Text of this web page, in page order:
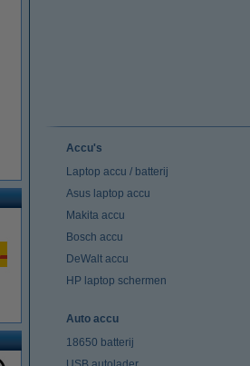
Accu's
Laptop accu / batterij
Asus laptop accu
Makita accu
Bosch accu
DeWalt accu
HP laptop schermen
Auto accu
18650 batterij